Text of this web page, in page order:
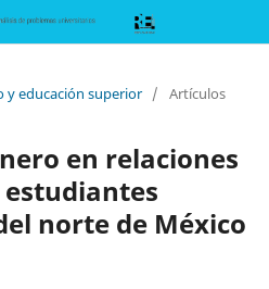
y educación superior / Artículos
en relaciones
norte de México